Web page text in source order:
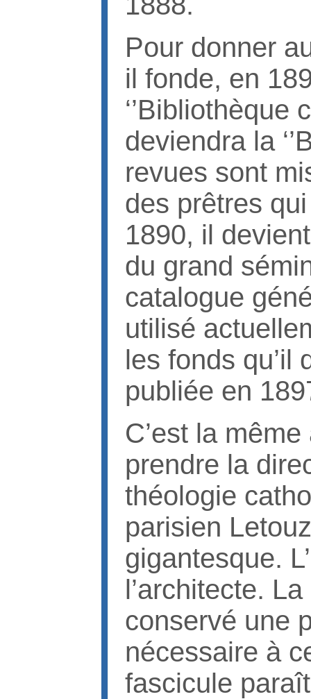
Pour donner
il fonde, en
‘’Bibliothèque
deviendra la
revues sont
des prêtres
1890, il
du grand
catalogue
utilisé
les fonds qu’il
publiée en
C’est la
prendre la
théologie
parisien
gigantesque.
l’architecte.
conservé une
nécessaire à
fascicule